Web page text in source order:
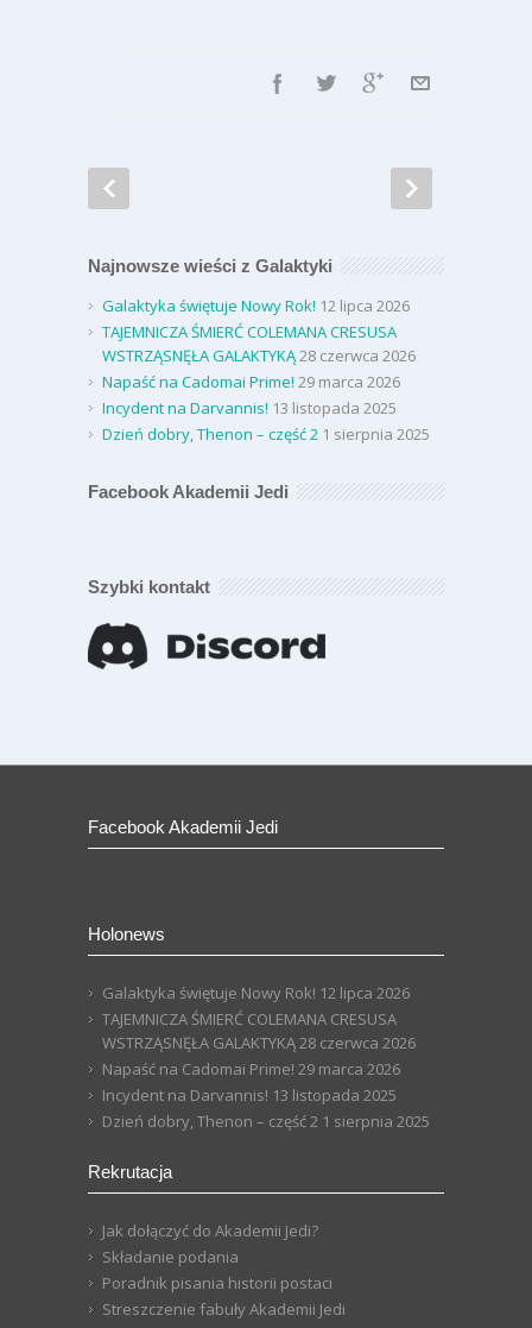
Najnowsze wieści z Galaktyki
Galaktyka świętuje Nowy Rok! 12 lipca 2026
TAJEMNICZA ŚMIERĆ COLEMANA CRESUSA
WSTRZĄSNĘŁA GALAKTYKĄ28 czerwca 2026
Napaść na Cadomai Prime! 29 marca 2026
Incydent na Darvannis! 13 listopada 2025
Dzień dobry, Thenon – część 2 1 sierpnia 2025
Facebook Akademii Jedi
Szybki kontakt
Facebook Akademii Jedi
Holonews
Galaktyka świętuje Nowy Rok! 12 lipca 2026
TAJEMNICZA ŚMIERĆ COLEMANA CRESUSA
WSTRZĄSNĘŁA GALAKTYKĄ28 czerwca 2026
Napaść na Cadomai Prime! 29 marca 2026
Incydent na Darvannis! 13 listopada 2025
Dzień dobry, Thenon – część 2 1 sierpnia 2025
Rekrutacja
Jak dołączyć do Akademii Jedi?
Składanie podania
Poradnik pisania historii postaci
Streszczenie fabuły Akademii Jedi